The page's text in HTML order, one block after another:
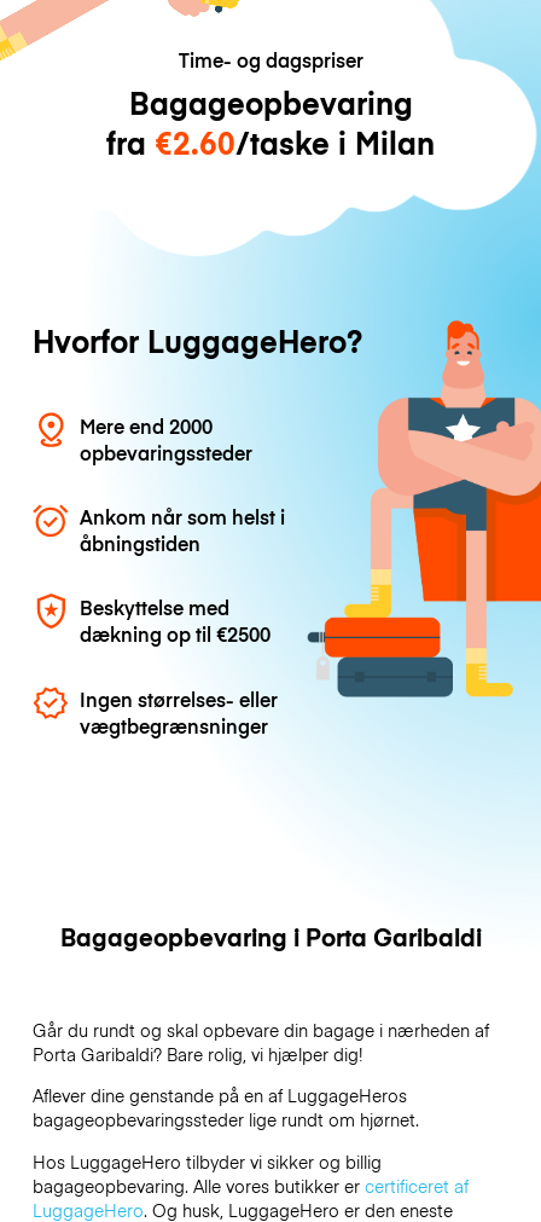
Time- og dagspriser
Bagageopbevaring
fra €2.60/taske i Milan
Hvorfor LuggageHero?
Mere end 2000
opbevaringssteder
Ankom når som helst i
åbningstiden
Beskyttelse med
dækning op til€2500
Ingen størrelses- eller
vægtbegrænsninger
Bagageopbevaring i Porta Garibaldi
Går du rundt og skal opbevare din bagage i nærheden af
Porta Garibaldi? Bare rolig, vi hjælper dig!
Aflever dine genstande på en af LuggageHeros
bagageopbevaringssteder lige rundt om hjørnet.
Hos LuggageHero tilbyder vi sikker og billig
bagageopbevaring. Alle vores butikker er certificeret af
LuggageHero. Og husk, LuggageHero er den eneste